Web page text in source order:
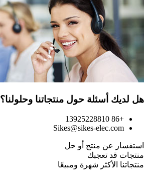
هل لديك أسئلة حول منتجاتنا وحلولنا؟
+86 13925228810
Sikes@sikes-elec.com
استفسار عن منتج أو حل
منتجات قد تعجبك
منتجاتنا الأكثر شهرة ومبيعًا